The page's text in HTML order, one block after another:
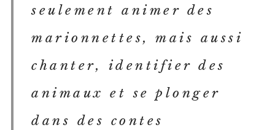
seulement animer des
marionnettes, mais aussi
chanter, identifier des
animaux et se plonger
dans des contes